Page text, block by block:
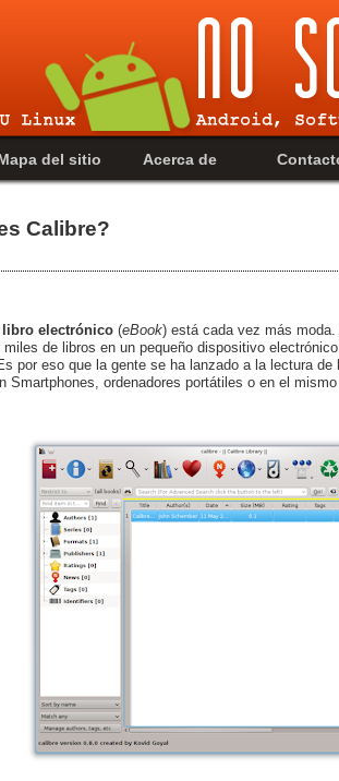
del sitio Acerca de
Calibre?
libro electrónico (eBook) está cada vez más moda.
miles de libros en un pequeño dispositivo
por eso que la gente se ha lanzado a la lectura
Smartphones, ordenadores portátiles o en el